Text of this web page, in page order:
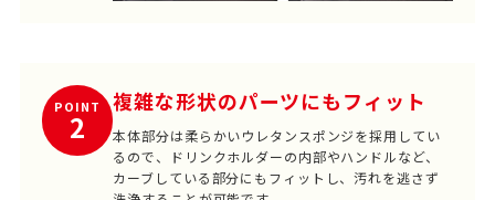
POINT
2
複雑な形状のパーツにもフィット
本体部分は柔らかいウレタンスポンジを採用してい
るので、ドリンクホルダーの内部やハンドルなど、
カーブしている部分にもフィットし、汚れを逃さず